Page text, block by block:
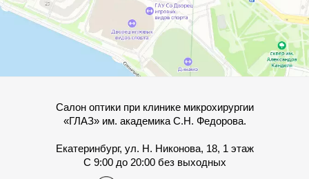
Салон оптики при клинике микрохирургии
«ГЛАЗ» им. академика С.Н. Федорова.
Екатеринбург, ул. Н. Никонова, 18, 1 этаж
С 9:00 до 20:00 без выходных